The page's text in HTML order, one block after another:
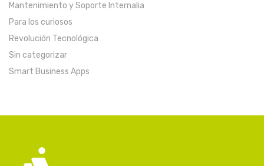
Mantenimiento y Soporte Internalia
Para los curiosos
Revolución Tecnológica
Sin categorizar
Smart Business Apps